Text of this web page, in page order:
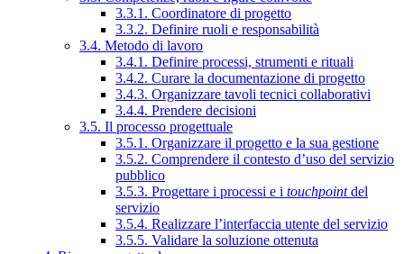
3.3.1. Coordinatore di progetto
3.3.2. Definire ruoli e responsabilità
3.4. Metodo di lavoro
3.4.1. Definire processi, strumenti e rituali
3.4.2. Curare la documentazione di progetto
3.4.3. Organizzare tavoli tecnici collaborativi
3.4.4. Prendere decisioni
3.5. Il processo progettuale
3.5.1. Organizzare il progetto e la sua gestione
3.5.2. Comprendere il contesto d’uso del servizio
pubblico
3.5.3. Progettare i processi e i touchpointdel
servizio
3.5.4. Realizzare l’interfaccia utente del servizio
3.5.5. Validare la soluzione ottenuta